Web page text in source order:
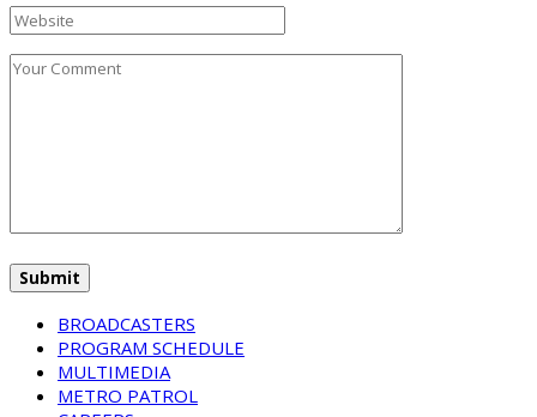
BROADCASTERS
PROGRAM SCHEDULE
MULTIMEDIA
METRO PATROL